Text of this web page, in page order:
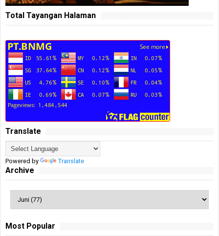
Total Tayangan Halaman
Translate
Powered by Translate
Archive
Most Popular